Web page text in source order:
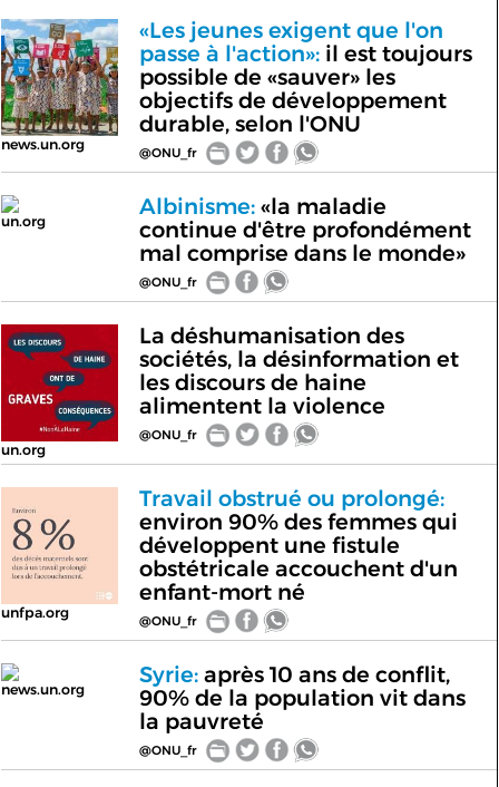
news.un.org
«Les jeunes exigent que l'on
passe à l'action»:il est toujours
possible de «sauver» les
objectifs de développement
durable, selon l'ONU
@ONU_fr
un.org
Albinisme:«la maladie
continue d'être profondément
mal comprise dans le monde»
@ONU_fr
un.org
La déshumanisation des
sociétés, la désinformation et
les discours de haine
alimentent la violence
@ONU_fr
unfpa.org
Travail obstrué ou prolongé:
environ 90% des femmes qui
développent une fistule
obstétricale accouchent d'un
enfant-mort né
@ONU_fr
news.un.org
Syrie:après 10 ans de conflit,
90% de la population vit dans
la pauvreté
@ONU_fr